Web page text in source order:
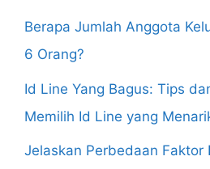
Berapa Jumlah Anggota
6 Orang?
Id Line Yang Bagus: Tips
Memilih Id Line yang
Jelaskan Perbedaan Faktor